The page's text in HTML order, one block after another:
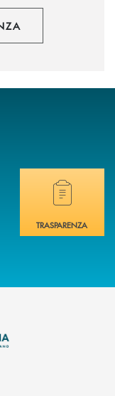
informazioni sulla
Hai bisogno di
TRASPARENZA